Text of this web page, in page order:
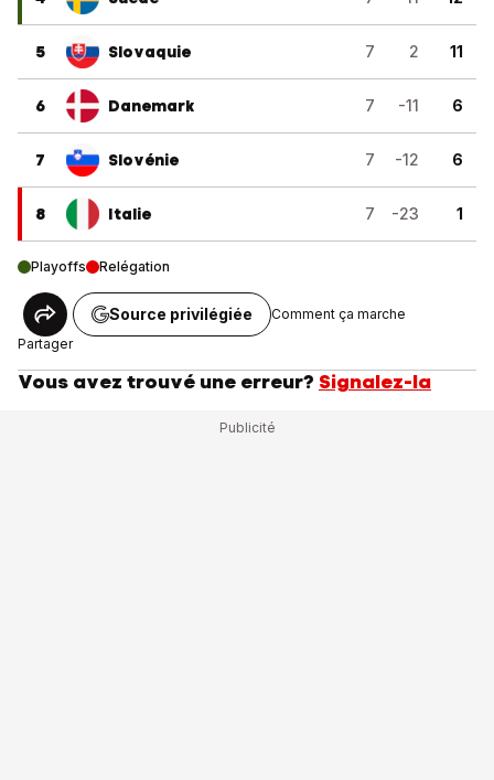
5 Slovaquie 7 2 11
6 Danemark 7 -11 6
7 Slovénie 7 -12 6
8 Italie 7 -23 1
Playoffs Relégation
Partager
Source privilégiée Comment ça marche
Vous avez trouvé une erreur? Signalez-la